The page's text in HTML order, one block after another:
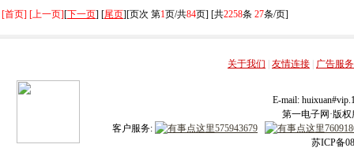
[首页] [上一页][下一页] [尾页][页次 第1页/共84页] [共2258条 27条/页]
关于我们 友情连接 广告服务
E-mail:
第一电子网·版权
客户服务:
苏ICP备